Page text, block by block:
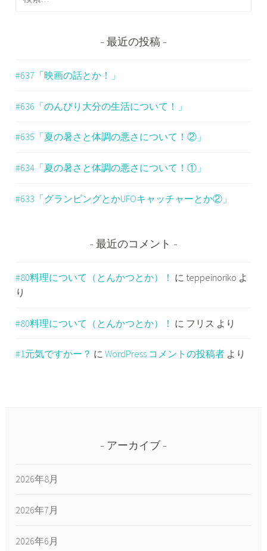
索
最近の投稿
#637「映画の話とか！」
#636「のんびり大分の生活について！」
#635「夏の暑さと体調の悪さについて！②」
#634「夏の暑さと体調の悪さについて！①」
#633「グランピングとかUFOキャッチャーとか②」
最近のコメント
#80料理について（とんかつとか）！ に teppeinoriko よ
り
#80料理について（とんかつとか）！ に フリス より
#1元気ですかー？ にWordPress コメントの投稿者 より
アーカイブ
2026年8月
2026年7月
2026年6月